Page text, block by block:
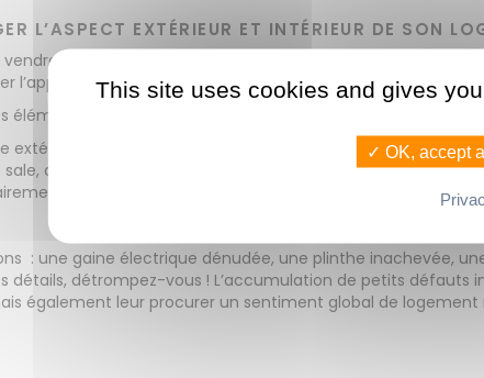
L’ASPECT EXTÉRIEUR ET INTÉRIEUR DE SON
vendre votre bien immobilier rapidement, il est essentiel de
l’apparence de votre logement. Saviez-vous qu’un coup
éléments de votre logement à soigner absolument :
extérieure de la maison ou de l’appartement : des
sale, donneront un aspect délabré à votre bien, laissant
tout remettre à neuf, un coup de peinture blanche
: une gaine électrique dénudée, une plinthe inachevée,
détails, détrompez-vous ! L’accumulation de petits
également leur procurer un sentiment global de
This site uses cookies and gives
✓ OK, accept